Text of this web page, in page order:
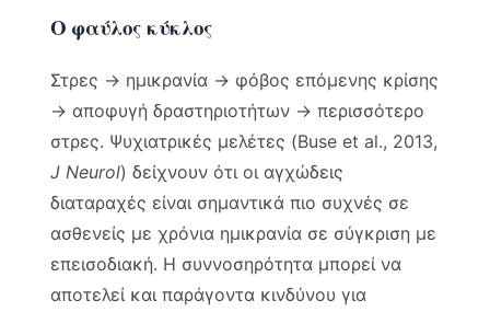
Ο φαύλος κύκλος
Στρες → ημικρανία → φόβος επόμενης κρίσης
→ αποφυγή δραστηριοτήτων → περισσότερο
στρες. Ψυχιατρικές μελέτες (Buse et al., 2013,
J Neurol) δείχνουν ότι οι αγχώδεις
διαταραχές είναι σημαντικά πιο συχνές σε
ασθενείς με χρόνια ημικρανία σε σύγκριση με
επεισοδιακή. Η συννοσηρότητα μπορεί να
αποτελεί και παράγοντα κινδύνου για